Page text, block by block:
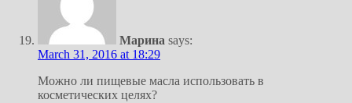
Марина says:
March 31, 2016 at 18:29
Можно ли пищевые масла использовать в
косметических целях?